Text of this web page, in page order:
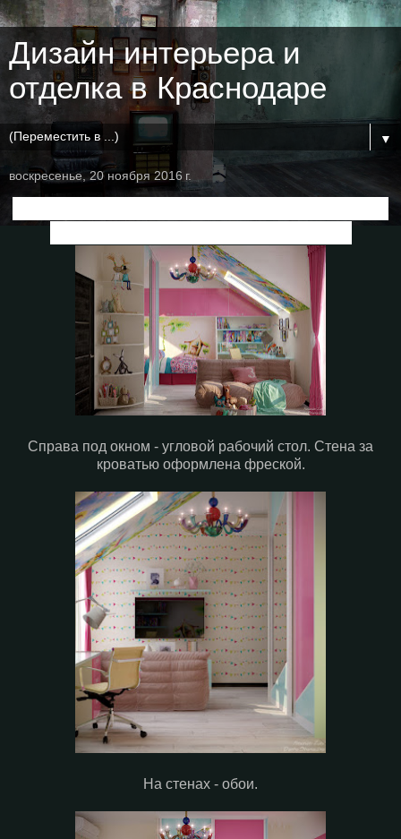
Дизайн интерьера и
отделка в Краснодаре
▼
воскресенье, 20 ноября 2016 г.
Справа под окном - угловой рабочий стол. Стена за
кроватью оформлена фреской.
На стенах - обои.